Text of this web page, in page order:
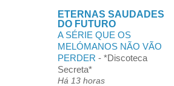
ETERNAS SAUDADES
DO FUTURO
A SÉRIE QUE OS
MELÓMANOS NÃO VÃO
PERDER - *Discoteca
Secreta*
Há 13 horas